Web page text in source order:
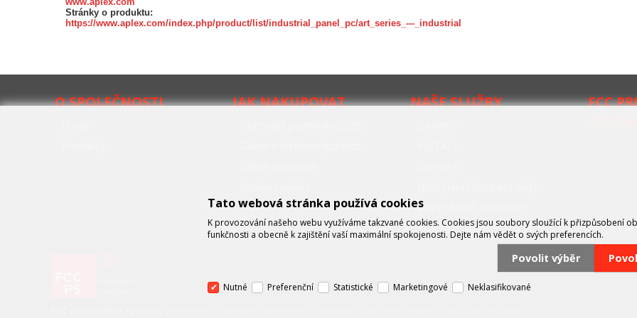
Stránky o produktu:
https://www.aplex.com/index.php/product/list/industrial_panel_pc/art_series_---_industrial
O SPOLEČNOSTI JAK NAKUPOVAT NAŠE SLUŽBY
BEZPLATNÉ ZÁPŮJČKY
FCC
Tato webová stránka používá cookies
K provozování našeho webu využíváme takzvané cookies. Cookies jsou soubory sloužící k přizpůsobení
funkčnosti a obecně k zajištění vaší maximální spokojenosti. Dejte nám vědět o svých preferencích.
Povolit výběr
Nutné Preferenční Statistické Marketingové Neklasifikované